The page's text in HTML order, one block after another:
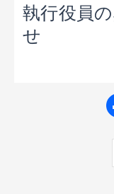
執行役員
せ